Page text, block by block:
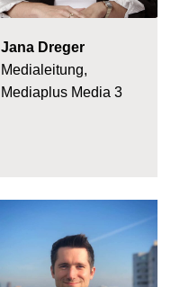
Jana Dreger
Medialeitung,
Mediaplus Media 3